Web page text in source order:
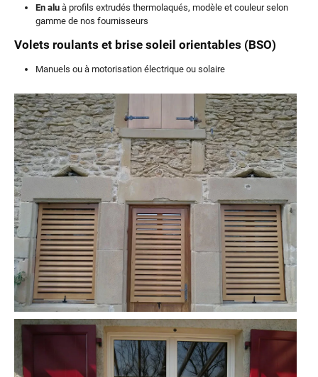
En alu à profils extrudés thermolaqués, modèle et couleur selon
gamme de nos fournisseurs
Volets roulants et brise soleil orientables (BSO)
Manuels ou à motorisation électrique ou solaire